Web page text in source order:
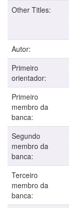
Other Titles:
Autor:
Primeiro
orientador:
Primeiro
membro da
banca:
Segundo
membro da
banca:
Terceiro
membro da
banca: